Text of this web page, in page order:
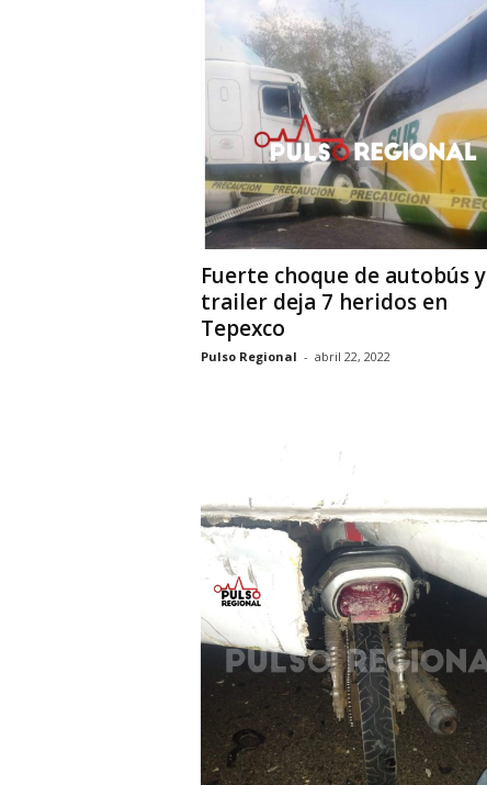
Fuerte choque de autobús y
trailer deja 7 heridos en
Tepexco
Pulso Regional - abril 22, 2022